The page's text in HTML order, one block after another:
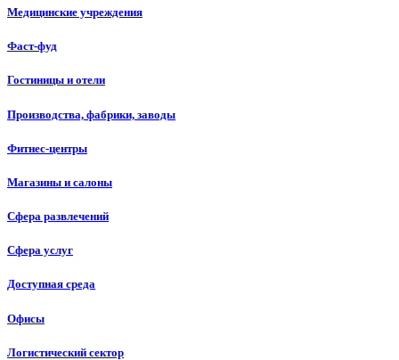
Медицинские учреждения
Фаст-фуд
Гостиницы и отели
Производства, фабрики, заводы
Фитнес-центры
Магазины и салоны
Сфера развлечений
Сфера услуг
Доступная среда
Офисы
Логистический сектор